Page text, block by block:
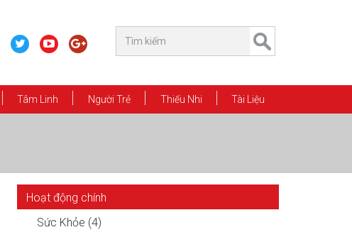
Tâm Linh Người Trẻ Thiếu Nhi Tài Liệu
Hoạt động chính
Sức Khỏe (4)